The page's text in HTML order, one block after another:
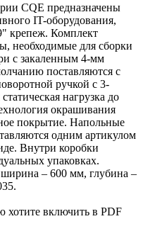
CQE предназначены
IT-оборудования,
крепеж. Комплект
необходимые для сборки
с закаленным 4-мм
поставляются с
ручкой с 3-
нагрузка до
окрашивания
покрытие. Напольные
одним артикулом
Внутри коробки
упаковках.
– 600 мм, глубина –
включить в PDF